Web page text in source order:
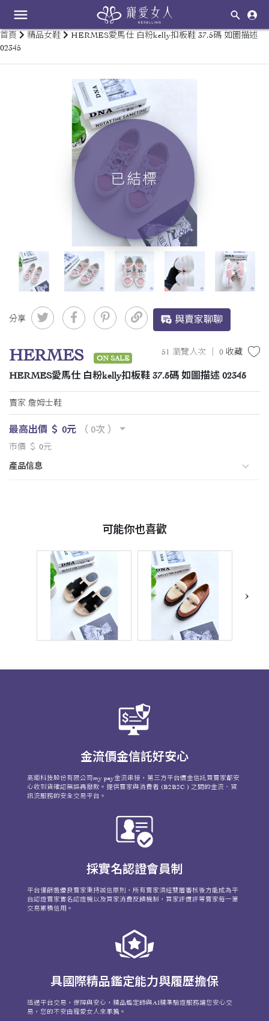
menu
首頁 精品女鞋
HERMES愛馬仕 白粉kelly扣板鞋 37.5碼 如圖描述
02345
已結標
分享 與賣家聊聊
HERMES ON SALE
51 瀏覽人次 ｜ 0 收藏
HERMES愛馬仕 白粉kelly扣板鞋 37.5碼 如圖描述 02345
賣家 詹姆士鞋
最高出價 ＄ 0元 （ 0次 ）
市價 ＄ 0元
產品信息
可能你也喜歡
›
金流價金信託好安心
高鉅科技股份有限公司my pay金流串接，第三方平台價金信託買賣家都安
心收到貨確認無誤再撥款。提供賣家與消費者 (B2B2C ) 之間的金流、資
訊流服務的安全交易平台。
採實名認證會員制
平台僅篩選優良賣家秉持誠信原則，所有賣家須經雙層審核後方能成為平
台認證賣家實名認證機以及買家消費反饋機制，買家評價評等賣家每一筆
交易累積信用。
具國際精品鑑定能力與履歷擔保
透過平台交易，保障與安心，精品鑑定師與AI精準驗證服務讓您安心交
易，您的不安由寵愛女人來承擔。